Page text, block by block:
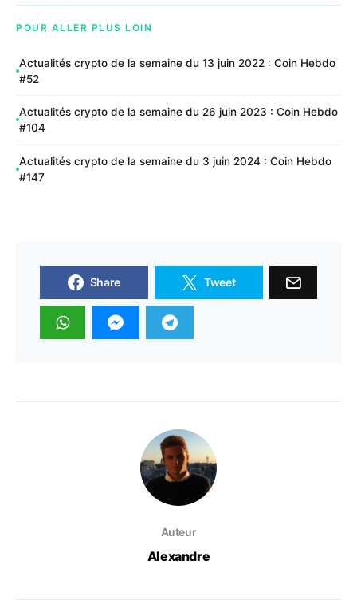
POUR ALLER PLUS LOIN
Actualités crypto de la semaine du 13 juin 2022 : Coin Hebdo
#52
Actualités crypto de la semaine du 26 juin 2023 : Coin Hebdo
#104
Actualités crypto de la semaine du 3 juin 2024 : Coin Hebdo
#147
Share Tweet
Auteur
Alexandre